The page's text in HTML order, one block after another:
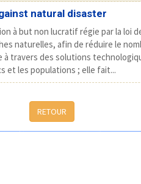
natural disaster
à but non lucratif régie par la loi
naturelles, afin de réduire le
travers des solutions
et les populations ; elle fait...
RETOUR